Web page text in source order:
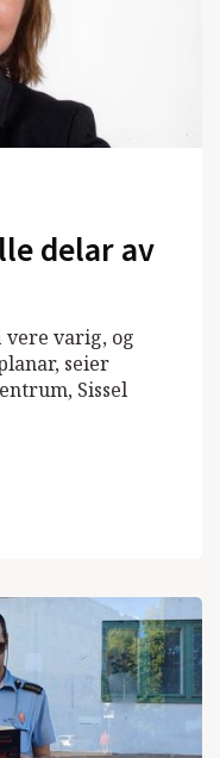
delar av
vere varig, og
seier
Sissel